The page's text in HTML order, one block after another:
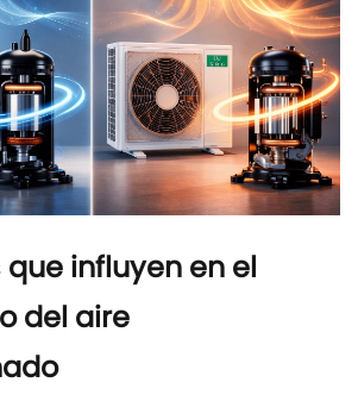
que influyen en el
del aire